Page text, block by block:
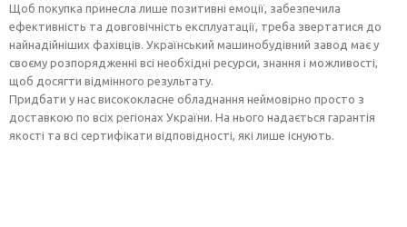
Щоб покупка принесла лише позитивні емоції, забезпечила
ефективність та довговічність експлуатації, треба звертатися до
найнадійніших фахівців. Український машинобудівний завод має у
своєму розпорядженні всі необхідні ресурси, знання і можливості,
щоб досягти відмінного результату.
Придбати у нас висококласне обладнання неймовірно просто з
доставкою по всіх регіонах України. На нього надається гарантія
якості та всі сертифікати відповідності, які лише існують.